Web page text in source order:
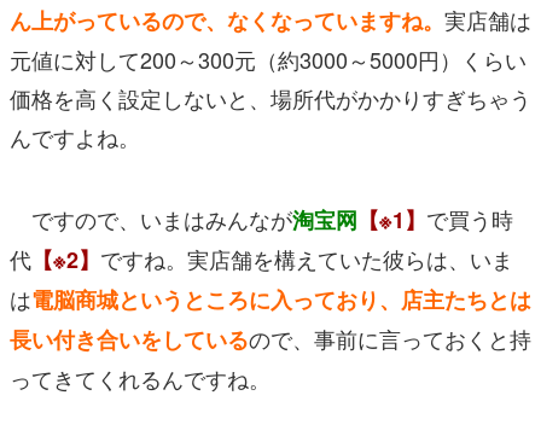
ん上がっているので、なくなっていますね。 実店舗は
元値に対して200～300元（約3000～5000円）くらい
価格を高く設定しないと、場所代がかかりすぎちゃう
んですよね。
ですので、いまはみんなが淘宝网 【※1】 で買う時
代 【※2】 ですね。実店舗を構えていた彼らは、いま
は電脳商城というところに入っており、店主たちとは
長い付き合いをしているので、事前に言っておくと持
ってきてくれるんですね。